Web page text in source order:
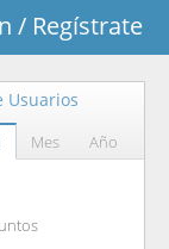
/ Regístrate
Usuarios
Mes Año